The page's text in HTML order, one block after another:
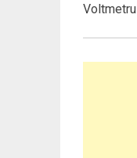
Voltmetrul